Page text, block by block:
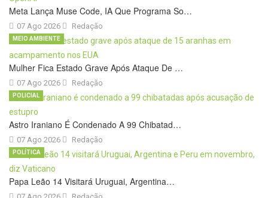
Meta Lança Muse Code, IA Que Programa So…
07 Ago 2026 Redação
Mulher Fica Estado Grave Após Ataque De …
07 Ago 2026
MEIO AMBIENTE
Redação
Astro Iraniano É Condenado A 99 Chibatad…
07 Ago 2026
POLICIAL
Redação
Papa Leão 14 Visitará Uruguai, Argentina…
POLÍTICA